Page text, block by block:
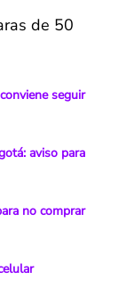
de 50
seguir
aviso para
no comprar